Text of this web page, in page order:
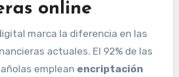
online
marca la diferencia en las
actuales. El 92% de las
emplean encriptación